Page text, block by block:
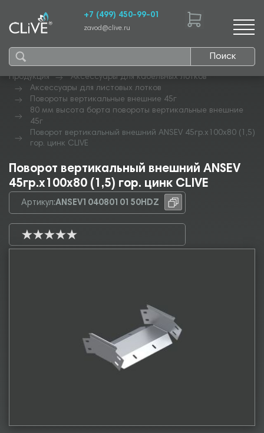
Поиск
+7 (499) 450-99-01
zavod@clive.ru
Продукция
Аксессуары для кабельных лотков
Аксессуары для листовых лотков
Повороты вертикальные внешние 45г
80 мм высота борта повороты вертикальные внешние
45г
Поворот вертикальный внешний ANSEV 45гр.х100х80 (1,5)
гор. цинк CLIVE
Поворот вертикальный внешний ANSEV
45гр.х100х80 (1,5) гор. цинк CLIVE
Артикул:ANSEV10408010150HDZ